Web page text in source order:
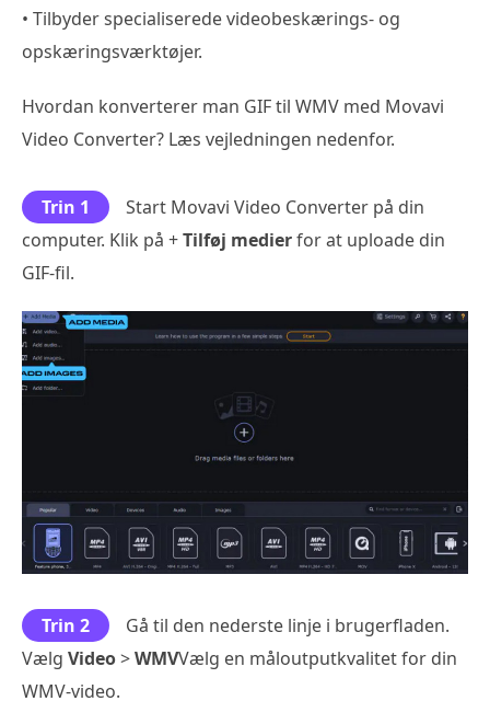
• Tilbyder specialiserede videobeskærings- og
opskæringsværktøjer.
Hvordan konverterer man GIF til WMV med Movavi
Video Converter? Læs vejledningen nedenfor.
Trin 1
Start Movavi Video Converter på din
computer. Klik på +Tilføj medierfor at uploade din
GIF-fil.
Trin 2
Gå til den nederste linje i brugerfladen.
Vælg Video>WMVVælg en måloutputkvalitet for din
WMV-video.